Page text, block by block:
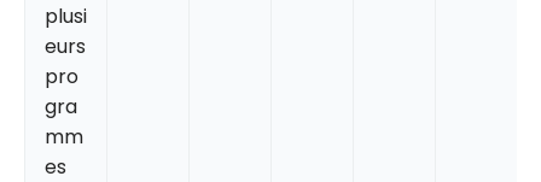
plusi
eurs
pro
gra
mm
es